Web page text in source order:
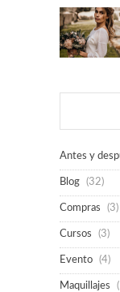
Antes y
Blog (32)
Compras (3)
Cursos (3)
Evento (4)
Maquillajes